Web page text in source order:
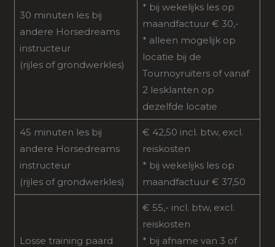
30 minuten les bij
andere Horsedreams
instructeur
(rijles of grondwerkles)
* bij wekelijks les op
maandfactuur € 30,-
* alleen mogelijk op
locatie bij de
Tournoyruiters of vanaf
2 lesklanten op
dezelfde locatie
45 minuten les bij
andere Horsedreams
instructeur
(rijles of grondwerkles)
€ 42,50 incl. btw, excl.
reiskosten
* bij wekelijks les op
maandfactuur € 37,50
Losse training paard
€ 55,- incl. btw, excl.
reiskosten
* bij afname van 3 of